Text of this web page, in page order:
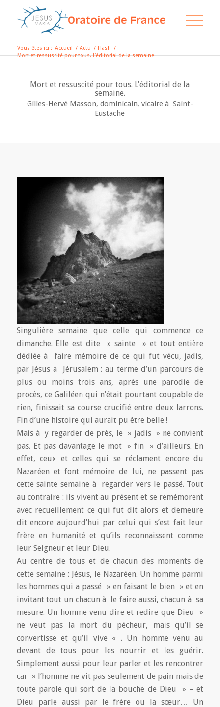
Vous êtes ici : Accueil / Actu / Flash /
Mort et ressuscité pour tous. L’éditorial de la semaine
Mort et ressuscité pour tous. L’éditorial de la
semaine.
Gilles-Hervé Masson, dominicain, vicaire à Saint-
Eustache
Singulière semaine que celle qui commence ce
dimanche. Elle est dite » sainte » et tout entière
dédiée à faire mémoire de ce qui fut vécu, jadis,
par Jésus à Jérusalem : au terme d’un parcours de
plus ou moins trois ans, après une parodie de
procès, ce Galiléen qui n’était pourtant coupable de
rien, finissait sa course crucifié entre deux larrons.
Fin d’une histoire qui aurait pu être belle !
Mais à y regarder de près, le » jadis » ne convient
pas. Et pas davantage le mot » fin » d’ailleurs. En
effet, ceux et celles qui se réclament encore du
Nazaréen et font mémoire de lui, ne passent pas
cette sainte semaine à regarder vers le passé. Tout
au contraire : ils vivent au présent et se remémorent
avec recueillement ce qui fut dit alors et demeure
dit encore aujourd’hui par celui qui s’est fait leur
frère en humanité et qu’ils reconnaissent comme
leur Seigneur et leur Dieu.
Au centre de tous et de chacun des moments de
cette semaine : Jésus, le Nazaréen. Un homme parmi
les hommes qui a passé » en faisant le bien » et en
invitant tout un chacun à le faire aussi, chacun à sa
mesure. Un homme venu dire et redire que Dieu »
ne veut pas la mort du pécheur, mais qu’il se
convertisse et qu’il vive « . Un homme venu au
devant de tous pour les nourrir et les guérir.
Simplement aussi pour leur parler et les rencontrer
car » l’homme ne vit pas seulement de pain mais de
toute parole qui sort de la bouche de Dieu » – et
Dieu parle aussi par le frère ou la sœur… Un